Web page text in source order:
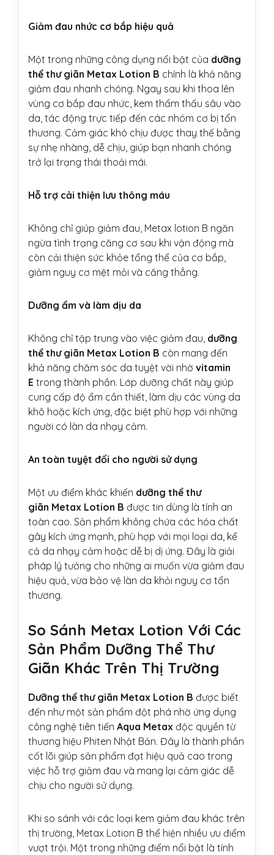
Giảm đau nhức cơ bắp hiệu quả
Một trong những công dụng nổi bật của dưỡng
thể thư giãn Metax Lotion B chính là khả năng
giảm đau nhanh chóng. Ngay sau khi thoa lên
vùng cơ bắp đau nhức, kem thẩm thấu sâu vào
da, tác động trực tiếp đến các nhóm cơ bị tổn
thương. Cảm giác khó chịu được thay thế bằng
sự nhẹ nhàng, dễ chịu, giúp bạn nhanh chóng
trở lại trạng thái thoải mái.
Hỗ trợ cải thiện lưu thông máu
Không chỉ giúp giảm đau, Metax lotion B ngăn
ngừa tình trạng căng cơ sau khi vận động mà
còn cải thiện sức khỏe tổng thể của cơ bắp,
giảm nguy cơ mệt mỏi và căng thẳng.
Dưỡng ẩm và làm dịu da
Không chỉ tập trung vào việc giảm đau, dưỡng
thể thư giãn Metax Lotion B còn mang đến
khả năng chăm sóc da tuyệt vời nhờ vitamin
E trong thành phần. Lớp dưỡng chất này giúp
cung cấp độ ẩm cần thiết, làm dịu các vùng da
khô hoặc kích ứng, đặc biệt phù hợp với những
người có làn da nhạy cảm.
An toàn tuyệt đối cho người sử dụng
Một ưu điểm khác khiến dưỡng thể thư
giãn Metax Lotion B được tin dùng là tính an
toàn cao. Sản phẩm không chứa các hóa chất
gây kích ứng mạnh, phù hợp với mọi loại da, kể
cả da nhạy cảm hoặc dễ bị dị ứng. Đây là giải
pháp lý tưởng cho những ai muốn vừa giảm đau
hiệu quả, vừa bảo vệ làn da khỏi nguy cơ tổn
thương.
So Sánh Metax Lotion Với Các
Sản Phẩm Dưỡng Thể Thư
Giãn Khác Trên Thị Trường
Dưỡng thể thư giãn Metax Lotion B được biết
đến như một sản phẩm đột phá nhờ ứng dụng
công nghệ tiên tiến Aqua Metax độc quyền từ
thương hiệu Phiten Nhật Bản. Đây là thành phần
cốt lõi giúp sản phẩm đạt hiệu quả cao trong
việc hỗ trợ giảm đau và mang lại cảm giác dễ
chịu cho người sử dụng.
Khi so sánh với các loại kem giảm đau khác trên
thị trường, Metax Lotion B thể hiện nhiều ưu điểm
vượt trội. Một trong những điểm nổi bật là tính